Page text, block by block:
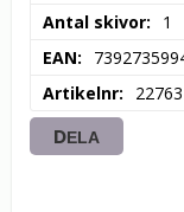
Antal skivor
1
EAN
Artikelnr
22763
DELA